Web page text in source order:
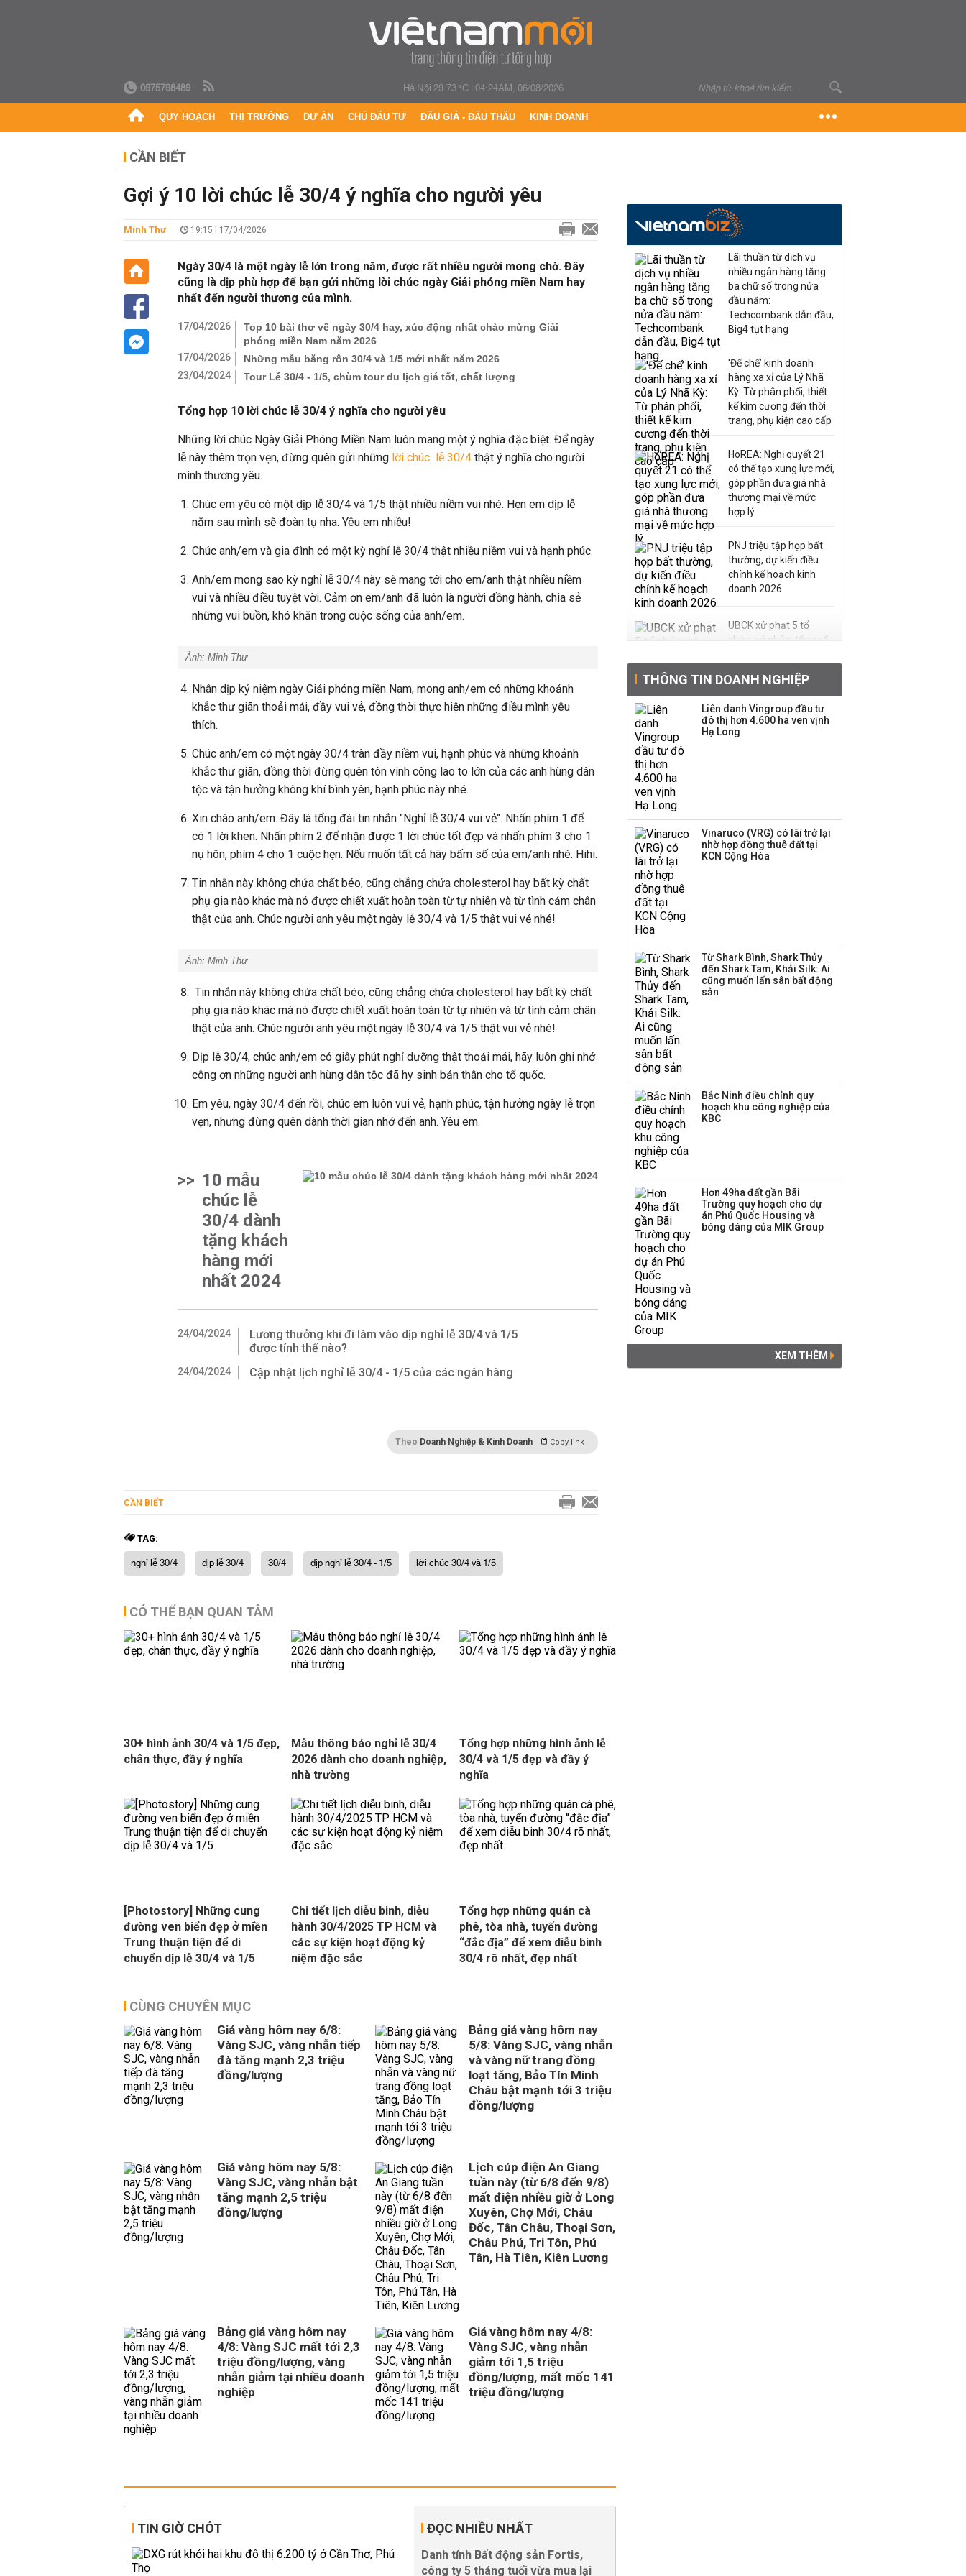
0975798489 Hà Nội 29.73 °C|04:24AM, 06/08/2026
QUY HOẠCH THỊ TRƯỜNG DỰ ÁN CHỦ ĐẦU TƯ ĐẤU GIÁ - ĐẤU THẦU KINH DOANH
CẦN BIẾT
Gợi ý 10 lời chúc lễ 30/4 ý nghĩa cho người yêu
Minh Thư 19:15 | 17/04/2026
Ngày 30/4 là một ngày lễ lớn trong năm, được rất nhiều người mong chờ. Đây
cũng là dịp phù hợp để bạn gửi những lời chúc ngày Giải phóng miền Nam hay
nhất đến người thương của mình.
17/04/2026
Top 10 bài thơ về ngày 30/4 hay, xúc động nhất chào mừng Giải
phóng miền Nam năm 2026
17/04/2026
Những mẫu băng rôn 30/4 và 1/5 mới nhất năm 2026
23/04/2024
Tour Lễ 30/4 - 1/5, chùm tour du lịch giá tốt, chất lượng
Tổng hợp 10 lời chúc lễ 30/4 ý nghĩa cho người yêu
Những lời chúc Ngày Giải Phóng Miền Nam luôn mang một ý nghĩa đặc biệt. Để ngày
lễ này thêm trọn vẹn, đừng quên gửi những lời chúc lễ 30/4 thật ý nghĩa cho người
mình thương yêu.
Chúc em yêu có một dịp lễ 30/4 và 1/5 thật nhiều niềm vui nhé. Hẹn em dịp lễ
năm sau mình sẽ đoàn tụ nha. Yêu em nhiều!
Chúc anh/em và gia đình có một kỳ nghỉ lễ 30/4 thật nhiều niềm vui và hạnh phúc.
Anh/em mong sao kỳ nghỉ lễ 30/4 này sẽ mang tới cho em/anh thật nhiều niềm
vui và nhiều điều tuyệt vời. Cảm ơn em/anh đã luôn là người đồng hành, chia sẻ
những vui buồn, khó khăn trong cuộc sống của anh/em.
Ảnh: Minh Thư
Nhân dịp kỷ niệm ngày Giải phóng miền Nam, mong anh/em có những khoảnh
khắc thư giãn thoải mái, đầy vui vẻ, đồng thời thực hiện những điều mình yêu
thích.
Chúc anh/em có một ngày 30/4 tràn đầy niềm vui, hạnh phúc và những khoảnh
khắc thư giãn, đồng thời đừng quên tôn vinh công lao to lớn của các anh hùng dân
tộc và tận hưởng không khí bình yên, hạnh phúc này nhé.
Xin chào anh/em. Đây là tổng đài tin nhắn "Nghỉ lễ 30/4 vui vẻ". Nhấn phím 1 để
có 1 lời khen. Nhấn phím 2 để nhận được 1 lời chúc tốt đẹp và nhấn phím 3 cho 1
nụ hôn, phím 4 cho 1 cuộc hẹn. Nếu muốn tất cả hãy bấm số của em/anh nhé. Hihi.
Tin nhắn này không chứa chất béo, cũng chẳng chứa cholesterol hay bất kỳ chất
phụ gia nào khác mà nó được chiết xuất hoàn toàn từ tự nhiên và từ tình cảm chân
thật của anh. Chúc người anh yêu một ngày lễ 30/4 và 1/5 thật vui vẻ nhé!
Ảnh: Minh Thư
Tin nhắn này không chứa chất béo, cũng chẳng chứa cholesterol hay bất kỳ chất
phụ gia nào khác mà nó được chiết xuất hoàn toàn từ tự nhiên và từ tình cảm chân
thật của anh. Chúc người anh yêu một ngày lễ 30/4 và 1/5 thật vui vẻ nhé!
Dịp lễ 30/4, chúc anh/em có giây phút nghỉ dưỡng thật thoải mái, hãy luôn ghi nhớ
công ơn những người anh hùng dân tộc đã hy sinh bản thân cho tổ quốc.
Em yêu, ngày 30/4 đến rồi, chúc em luôn vui vẻ, hạnh phúc, tận hưởng ngày lễ trọn
vẹn, nhưng đừng quên dành thời gian nhớ đến anh. Yêu em.
>> 10 mẫu
chúc lễ
30/4 dành
tặng khách
hàng mới
nhất 2024
24/04/2024
Lương thưởng khi đi làm vào dịp nghỉ lễ 30/4 và 1/5
được tính thế nào?
24/04/2024 Cập nhật lịch nghỉ lễ 30/4 - 1/5 của các ngân hàng
Theo Doanh Nghiệp & Kinh Doanh Copy link
CẦN BIẾT
TAG:
nghỉ lễ 30/4 dịp lễ 30/4 30/4 dịp nghỉ lễ 30/4 - 1/5 lời chúc 30/4 và 1/5
CÓ THỂ BẠN QUAN TÂM
30+ hình ảnh 30/4 và 1/5 đẹp,
chân thực, đầy ý nghĩa
Mẫu thông báo nghỉ lễ 30/4
2026 dành cho doanh nghiệp,
nhà trường
Tổng hợp những hình ảnh lễ
30/4 và 1/5 đẹp và đầy ý
nghĩa
[Photostory] Những cung
đường ven biển đẹp ở miền
Trung thuận tiện để di
chuyển dịp lễ 30/4 và 1/5
Chi tiết lịch diễu binh, diễu
hành 30/4/2025 TP HCM và
các sự kiện hoạt động kỷ
niệm đặc sắc
Tổng hợp những quán cà
phê, tòa nhà, tuyến đường
“đắc địa” để xem diễu binh
30/4 rõ nhất, đẹp nhất
CÙNG CHUYÊN MỤC
Giá vàng hôm nay 6/8:
Vàng SJC, vàng nhẫn tiếp
đà tăng mạnh 2,3 triệu
đồng/lượng
Bảng giá vàng hôm nay
5/8: Vàng SJC, vàng nhẫn
và vàng nữ trang đồng
loạt tăng, Bảo Tín Minh
Châu bật mạnh tới 3 triệu
đồng/lượng
Giá vàng hôm nay 5/8:
Vàng SJC, vàng nhẫn bật
tăng mạnh 2,5 triệu
đồng/lượng
Lịch cúp điện An Giang
tuần này (từ 6/8 đến 9/8)
mất điện nhiều giờ ở Long
Xuyên, Chợ Mới, Châu
Đốc, Tân Châu, Thoại Sơn,
Châu Phú, Tri Tôn, Phú
Tân, Hà Tiên, Kiên Lương
Bảng giá vàng hôm nay
4/8: Vàng SJC mất tới 2,3
triệu đồng/lượng, vàng
nhẫn giảm tại nhiều doanh
nghiệp
Giá vàng hôm nay 4/8:
Vàng SJC, vàng nhẫn
giảm tới 1,5 triệu
đồng/lượng, mất mốc 141
triệu đồng/lượng
TIN GIỜ CHÓT ĐỌC NHIỀU NHẤT
Danh tính Bất động sản Fortis,
công ty 5 tháng tuổi vừa mua lại
Lãi thuần từ dịch vụ
nhiều ngân hàng tăng
ba chữ số trong nửa
đầu năm:
Techcombank dẫn đầu,
Big4 tụt hạng
'Đế chế’ kinh doanh
hàng xa xỉ của Lý Nhã
Kỳ: Từ phân phối, thiết
kế kim cương đến thời
trang, phụ kiện cao cấp
HoREA: Nghị quyết 21
có thể tạo xung lực mới,
góp phần đưa giá nhà
thương mại về mức
hợp lý
PNJ triệu tập họp bất
thường, dự kiến điều
chỉnh kế hoạch kinh
doanh 2026
UBCK xử phạt 5 tổ
chức, cá nhân, tổng số
Kinh Bắc dự kiến cho
thuê tối thiểu 100 ha
đất công nghiệp trong
doanh nghiệp Mỹ
Keppel ký thỏa thuận
Sacombank phát hành
ba đợt trái phiếu thu về
hơn 3.600 tỷ, lãi suất
trả lên tới 10%/năm
THÔNG TIN DOANH NGHIỆP
Liên danh Vingroup đầu tư
đô thị hơn 4.600 ha ven vịnh
Hạ Long
Vinaruco (VRG) có lãi trở lại
nhờ hợp đồng thuê đất tại
KCN Cộng Hòa
Từ Shark Bình, Shark Thủy
đến Shark Tam, Khải Silk: Ai
cũng muốn lấn sân bất động
sản
Bắc Ninh điều chỉnh quy
hoạch khu công nghiệp của
KBC
Hơn 49ha đất gần Bãi
Trường quy hoạch cho dự
án Phú Quốc Housing và
bóng dáng của MIK Group
XEM THÊM